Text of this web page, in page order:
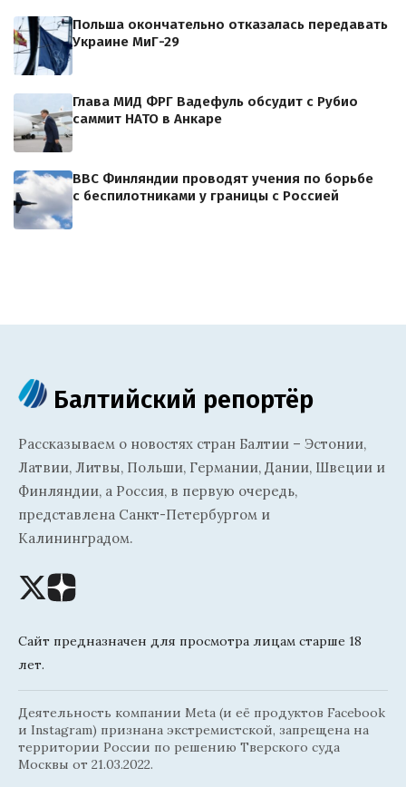
Польша окончательно отказалась передавать
Украине МиГ-29
Глава МИД ФРГ Вадефуль обсудит с Рубио
саммит НАТО в Анкаре
ВВС Финляндии проводят учения по борьбе
с беспилотниками у границы с Россией
Балтийский репортёр
Рассказываем о новостях стран Балтии – Эстонии,
Латвии, Литвы, Польши, Германии, Дании, Швеции и
Финляндии, а Россия, в первую очередь,
представлена Санкт-Петербургом и
Калининградом.
Сайт предназначен для просмотра лицам старше 18
лет.
Деятельность компании Meta (и её продуктов Facebook
и Instagram) признана экстремистской, запрещена на
территории России по решению Тверского суда
Москвы от 21.03.2022.